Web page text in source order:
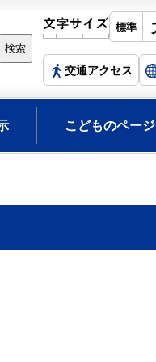
交通アクセス
こどものページ